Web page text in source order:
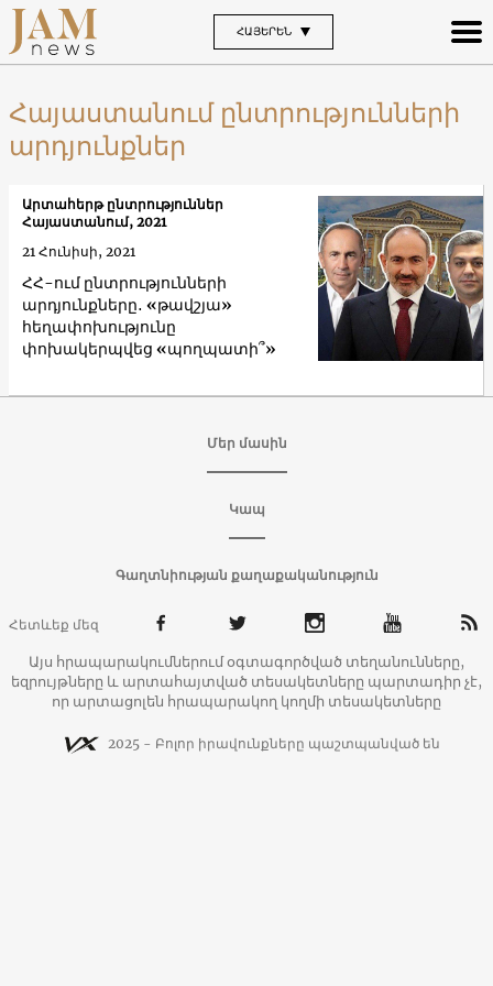
ՀԱՅԵՐԵՆ
Հայաստանում ընտրությունների
արդյունքներ
ՀՀ-ում ընտրությունների
արդյունքները․ «թավշյա»
հեղափոխությունը
փոխակերպվեց «պողպատի՞»
Արտահերթ ընտրություններ
Հայաստանում, 2021
21 Հունիսի, 2021
Մեր մասին
Կապ
Գաղտնիության քաղաքականություն
Հետևեք մեզ
Այս հրապարակումներում օգտագործված տեղանունները,
եզրույթները և արտահայտված տեսակետները պարտադիր չէ,
որ արտացոլեն հրապարակող կողմի տեսակետները
2025 - Բոլոր իրավունքները պաշտպանված են